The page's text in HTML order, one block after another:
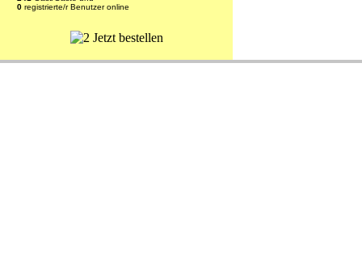
0 registrierte/r Benutzer online